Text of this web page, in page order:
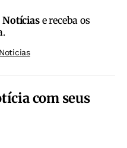
Notíciase receba os
com seus